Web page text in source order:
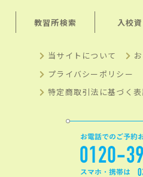
教習所検索 入校
当サイトについて
プライバシーポリシー
特定商取引法に基づく表